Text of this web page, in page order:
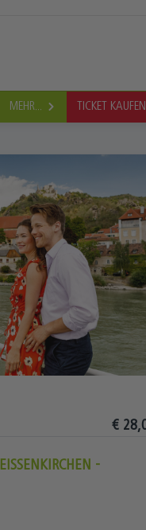
MEHR... TICKET
€
- D